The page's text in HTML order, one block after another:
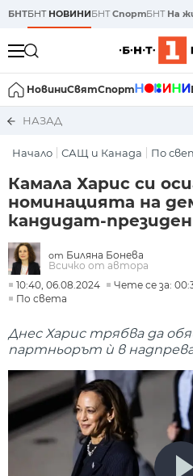
БНТБНТ НОВИНИБНТСпортБНТ На
НовиниСвятСпорт
НАЗАД
Начало САЩ и Канада По
Камала Харис си
номинацията на
кандидат-
от Биляна Бонева
Всичко от автора
10:40, 06.08.2024
Чете се за:
По света
Днес Харис трябва да
партньорът ѝ в